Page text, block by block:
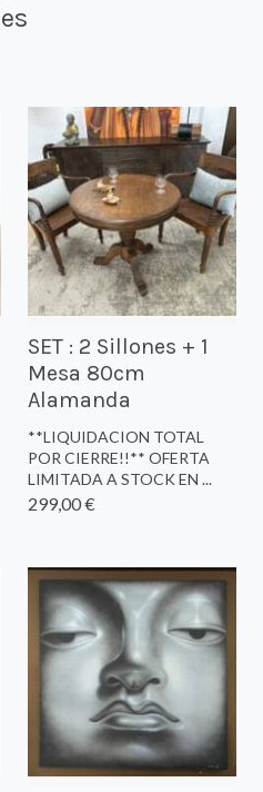
SET : 2 Sillones + 1
Mesa 80cm
Alamanda
**LIQUIDACION TOTAL
POR CIERRE!!** OFERTA
LIMITADA A STOCK EN ...
299,00 €